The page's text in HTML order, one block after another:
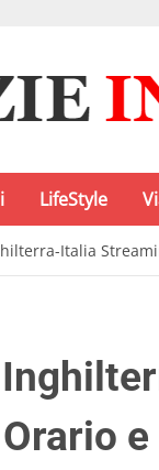
LifeStyle
Italia